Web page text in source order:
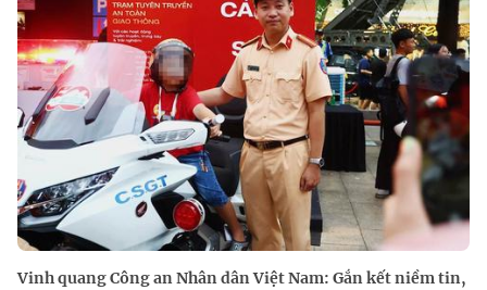
Vinh quang Công an Nhân dân Việt Nam: Gắn kết niềm tin,